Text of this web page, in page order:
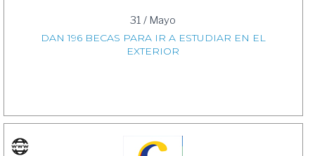
31 / Mayo
DAN 196 BECAS PARA IR A ESTUDIAR EN EL
EXTERIOR